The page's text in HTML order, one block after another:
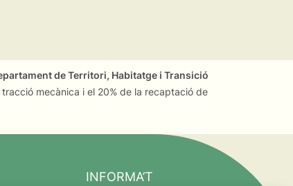
de Territori, Habitatge i Transició
mecànica i el 20% de la recaptació de
INFORMA’T